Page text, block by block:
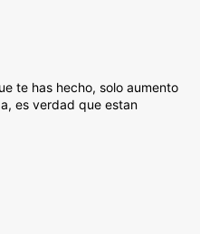
te has hecho, solo aumento
es verdad que estan